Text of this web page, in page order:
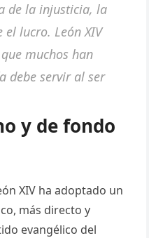
de la injusticia, la
lucro. León XIV
muchos han
debe servir al ser
y de fondo
XIV ha adoptado un
más directo y
evangélico del